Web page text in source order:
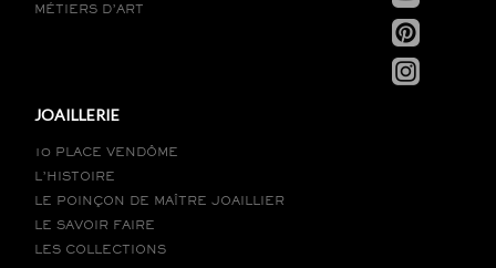
MÉTIERS D’ART
JOAILLERIE
10 PLACE VENDÔME
L’HISTOIRE
LE POINÇON DE MAÎTRE JOAILLIER
LE SAVOIR FAIRE
LES COLLECTIONS